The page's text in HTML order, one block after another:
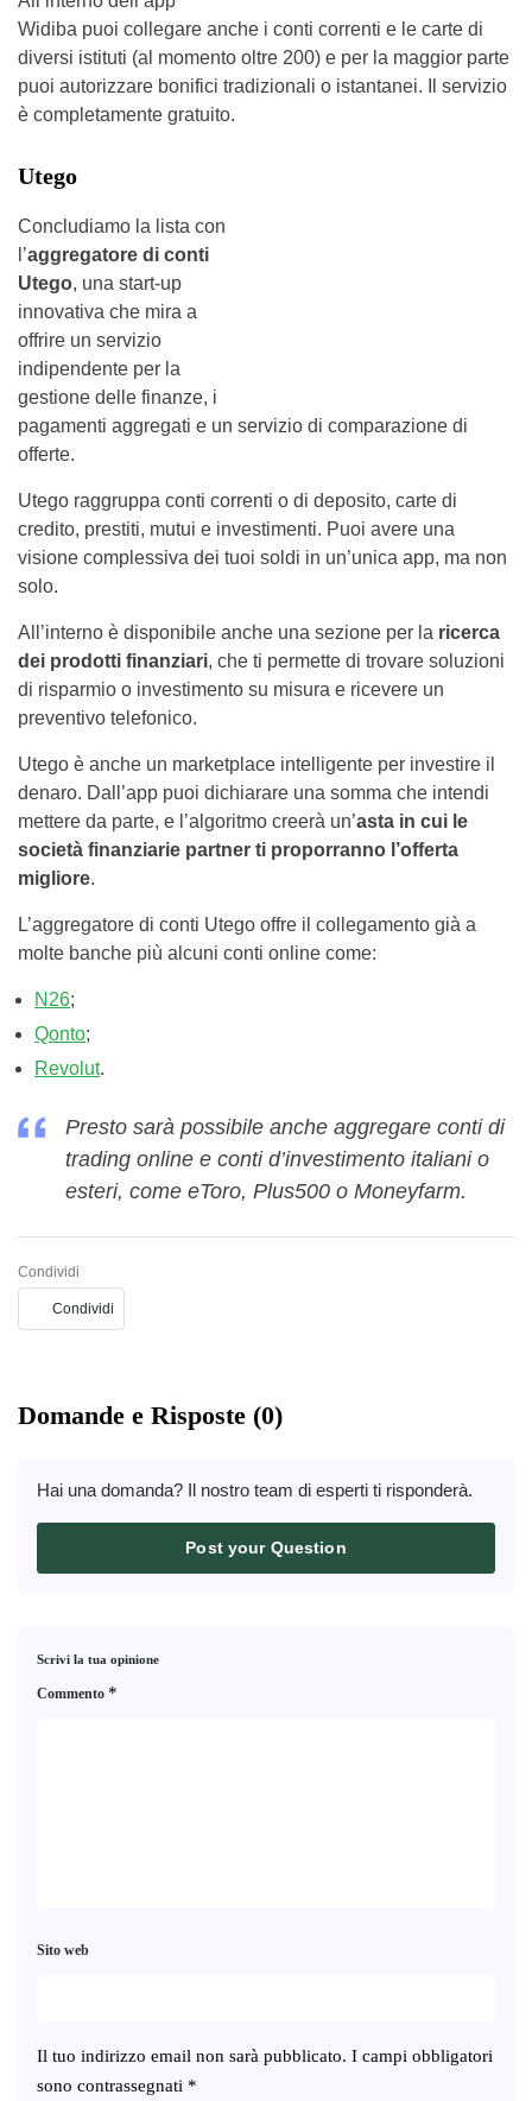
Widiba puoi collegare anche i conti correnti e le carte di
diversi istituti (al momento oltre 200) e per la maggior parte
puoi autorizzare bonifici tradizionali o istantanei. Il servizio
è completamente gratuito.
Utego
Concludiamo la lista con
l’aggregatore di conti
Utego, una start-up
innovativa che mira a
offrire un servizio
indipendente per la
gestione delle finanze, i
pagamenti aggregati e un servizio di comparazione di
offerte.
Utego raggruppa conti correnti o di deposito, carte di
credito, prestiti, mutui e investimenti. Puoi avere una
visione complessiva dei tuoi soldi in un’unica app, ma non
solo.
All’interno è disponibile anche una sezione per la ricerca
dei prodotti finanziari, che ti permette di trovare soluzioni
di risparmio o investimento su misura e ricevere un
preventivo telefonico.
Utego è anche un marketplace intelligente per investire il
denaro. Dall’app puoi dichiarare una somma che intendi
mettere da parte, e l’algoritmo creerà un’asta in cui le
società finanziarie partner ti proporranno l’offerta
migliore.
L’aggregatore di conti Utego offre il collegamento già a
molte banche più alcuni conti online come:
N26;
Qonto;
Revolut.
Presto sarà possibile anche aggregare conti di
trading online e conti d’investimento italiani o
esteri, come eToro, Plus500 o Moneyfarm.
Condividi
Condividi
Domande e Risposte (0)
Hai una domanda? Il nostro team di esperti ti risponderà.
Post your Question
Scrivi la tua opinione
Il tuo indirizzo email non sarà pubblicato. I campi obbligatori
sono contrassegnati *
Commento *
Sito web